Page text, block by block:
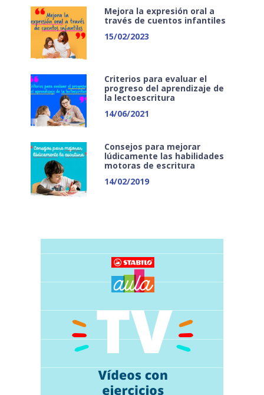
Mejora la expresión oral a
través de cuentos infantiles
15/02/2023
Criterios para evaluar el
progreso del aprendizaje de
la lectoescritura
14/06/2021
Consejos para mejorar
lúdicamente las habilidades
motoras de escritura
14/02/2019